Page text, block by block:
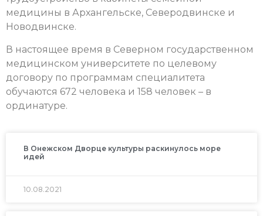
медицины в Архангельске, Северодвинске и
Новодвинске.
В настоящее время в Северном государственном
медицинском университете по целевому
договору по программам специалитета
обучаются 672 человека и 158 человек – в
ординатуре.
В Онежском Дворце культуры раскинулось море
идей
10.08.2021